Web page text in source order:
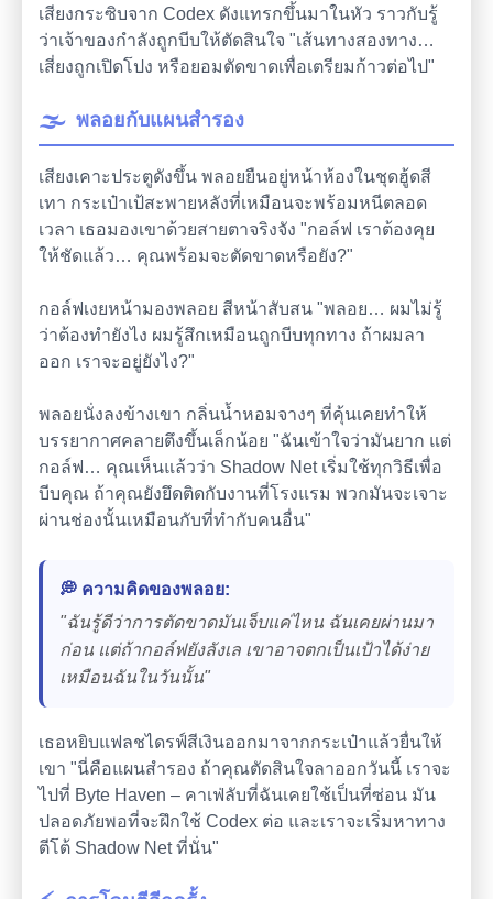
เสียงกระซิบจาก Codex ดังแทรกขึ้นมาในหัว ราวกับรู้
ว่าเจ้าของกำลังถูกบีบให้ตัดสินใจ "เส้นทางสองทาง…
เสี่ยงถูกเปิดโปง หรือยอมตัดขาดเพื่อเตรียมก้าวต่อไป"
🌫️ พลอยกับแผนสำรอง
เสียงเคาะประตูดังขึ้น พลอยยืนอยู่หน้าห้องในชุดฮู้ดสี
เทา กระเป๋าเป้สะพายหลังที่เหมือนจะพร้อมหนีตลอด
เวลา เธอมองเขาด้วยสายตาจริงจัง "กอล์ฟ เราต้องคุย
ให้ชัดแล้ว… คุณพร้อมจะตัดขาดหรือยัง?"
กอล์ฟเงยหน้ามองพลอย สีหน้าสับสน "พลอย… ผมไม่รู้
ว่าต้องทำยังไง ผมรู้สึกเหมือนถูกบีบทุกทาง ถ้าผมลา
ออก เราจะอยู่ยังไง?"
พลอยนั่งลงข้างเขา กลิ่นน้ำหอมจางๆ ที่คุ้นเคยทำให้
บรรยากาศคลายตึงขึ้นเล็กน้อย "ฉันเข้าใจว่ามันยาก แต่
กอล์ฟ… คุณเห็นแล้วว่า Shadow Net เริ่มใช้ทุกวิธีเพื่อ
บีบคุณ ถ้าคุณยังยึดติดกับงานที่โรงแรม พวกมันจะเจาะ
ผ่านช่องนั้นเหมือนกับที่ทำกับคนอื่น"
💭 ความคิดของพลอย:
"ฉันรู้ดีว่าการตัดขาดมันเจ็บแค่ไหน ฉันเคยผ่านมา
ก่อน แต่ถ้ากอล์ฟยังลังเล เขาอาจตกเป็นเป้าได้ง่าย
เหมือนฉันในวันนั้น"
เธอหยิบแฟลชไดรฟ์สีเงินออกมาจากกระเป๋าแล้วยื่นให้
เขา "นี่คือแผนสำรอง ถ้าคุณตัดสินใจลาออกวันนี้ เราจะ
ไปที่ Byte Haven – คาเฟ่ลับที่ฉันเคยใช้เป็นที่ซ่อน มัน
ปลอดภัยพอที่จะฝึกใช้ Codex ต่อ และเราจะเริ่มหาทาง
ตีโต้ Shadow Net ที่นั่น"